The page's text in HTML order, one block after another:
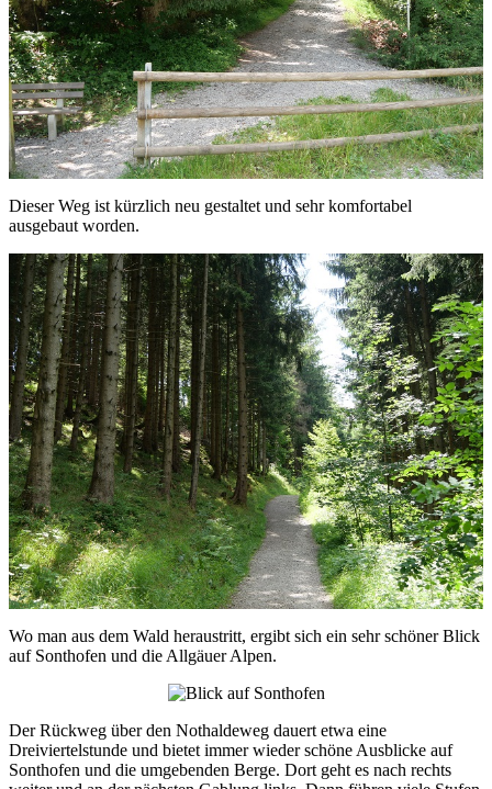
Dieser Weg ist kürzlich neu gestaltet und sehr komfortabel
ausgebaut worden.
Wo man aus dem Wald heraustritt, ergibt sich ein sehr schöner Blick
auf Sonthofen und die Allgäuer Alpen.
Der Rückweg über den Nothaldeweg dauert etwa eine
Dreiviertelstunde und bietet immer wieder schöne Ausblicke auf
Sonthofen und die umgebenden Berge. Dort geht es nach rechts